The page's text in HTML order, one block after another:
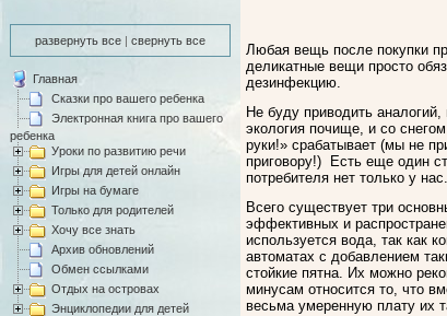
развернуть все | свернуть все
Главная
Сказки про вашего ребенка
Электронная книга про вашего
ребенка
Уроки по развитию речи
Игры для детей онлайн
Игры на бумаге
Только для родителей
Хочу все знать
Архив обновлений
Обмен ссылками
Отдых на островах
Энциклопедии для детей
Любая вещь после покупки
деликатные вещи просто
дезинфекцию.
Не буду приводить
экология почище, и со
руки!» срабатывает (мы не
приговору!) Есть еще один
потребителя нет только у нас.
Всего существует три
эффективных и
используется вода, так как
автоматах с добавлением
стойкие пятна. Их можно
минусам относится то, что
весьма умеренную плату их